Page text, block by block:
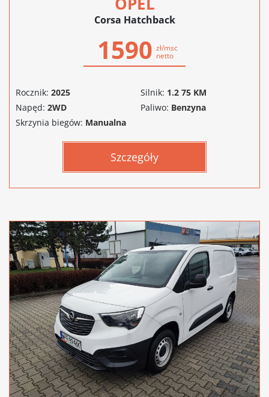
Corsa Hatchback
1590 zł/msc
netto
Rocznik: 2025
Napęd: 2WD
Silnik: 1.2 75 KM
Paliwo: Benzyna
Skrzynia biegów: Manualna
Szczegóły